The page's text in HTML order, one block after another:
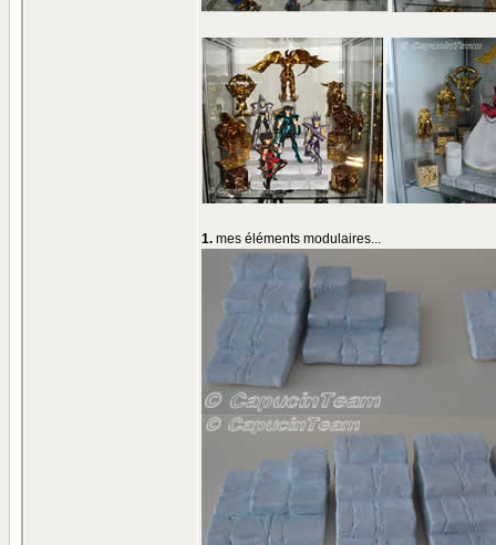
1. mes éléments modulaires...